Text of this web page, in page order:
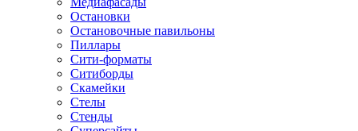
Остановки
Остановочные павильоны
Пиллары
Сити-форматы
Ситиборды
Скамейки
Стелы
Стенды